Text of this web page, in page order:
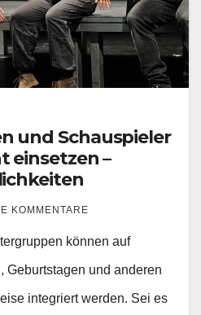
und Schauspieler
einsetzen –
KOMMENTARE
können auf
Geburtstagen und anderen
integriert werden. Sei es